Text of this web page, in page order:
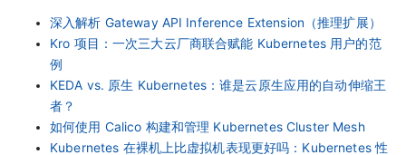
深入解析 Gateway API Inference Extension（推理扩展）
Kro 项目：一次三大云厂商联合赋能 Kubernetes 用户的范
例
KEDA vs. 原生 Kubernetes：谁是云原生应用的自动伸缩王
者？
如何使用 Calico 构建和管理 Kubernetes Cluster Mesh
Kubernetes 在裸机上比虚拟机表现更好吗：Kubernetes 性